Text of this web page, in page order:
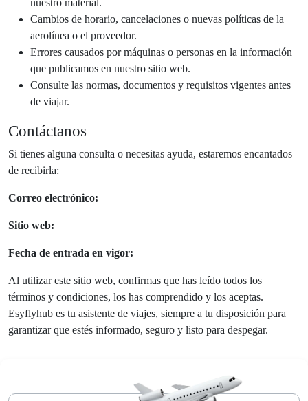
nuestro material.
Cambios de horario, cancelaciones o nuevas políticas de la
aerolínea o el proveedor.
Errores causados por máquinas o personas en la información
que publicamos en nuestro sitio web.
Consulte las normas, documentos y requisitos vigentes antes
de viajar.
Contáctanos
Si tienes alguna consulta o necesitas ayuda, estaremos encantados
de recibirla:
Correo electrónico:
Sitio web:
Fecha de entrada en vigor:
Al utilizar este sitio web, confirmas que has leído todos los
términos y condiciones, los has comprendido y los aceptas.
Esyflyhub es tu asistente de viajes, siempre a tu disposición para
garantizar que estés informado, seguro y listo para despegar.